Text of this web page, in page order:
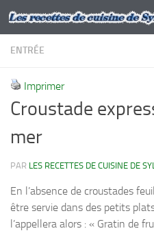
Skip to content
ENTRÉE
Imprimer
Croustade
mer
PAR LES RECETTES DE CUISINE DE
En l’absence de croustades
être servie dans des petits
l’appellera alors : « Gratin de